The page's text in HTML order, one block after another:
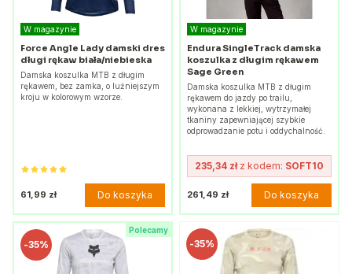
W magazynie
Force Angle Lady damski dres
długi rękaw biała/niebieska
Damska koszulka MTB z długim
rękawem, bez zamka, o luźniejszym
kroju w kolorowym wzorze.
61,99 zł Do koszyka
W magazynie
Endura SingleTrack damska
koszulka z długim rękawem
Sage Green
Damska koszulka MTB z długim
rękawem do jazdy po trailu,
wykonana z lekkiej, wytrzymałej
tkaniny zapewniającej szybkie
odprowadzanie potu i oddychalność.
235,34 złz kodem: SOFT10
261,49 zł Do koszyka
Polecamy
-35% -35%